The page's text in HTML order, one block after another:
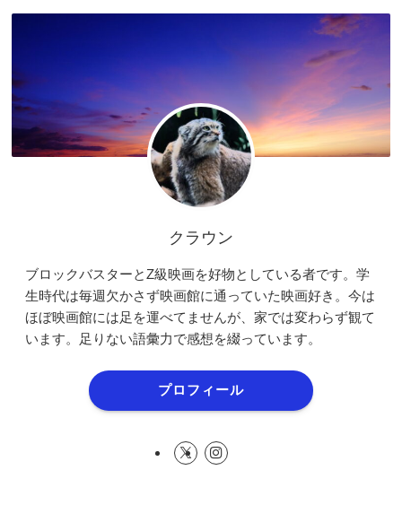
クラウン
ブロックバスターとZ級映画を好物としている者です。学
生時代は毎週欠かさず映画館に通っていた映画好き。今は
ほぼ映画館には足を運べてませんが、家では変わらず観て
います。足りない語彙力で感想を綴っています。
プロフィール